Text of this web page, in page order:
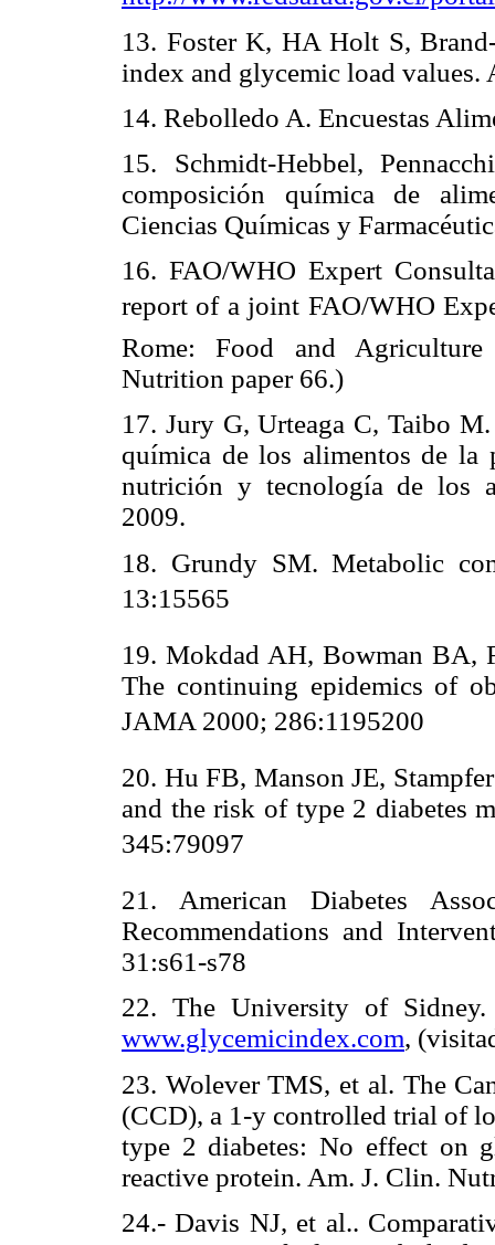
13. Foster K, HA Holt S,
index and glycemic load
14. Rebolledo A. Encuestas
15. Schmidt-Hebbel,
composición química de
Ciencias Químicas y
16. FAO/WHO Expert
report of a joint FAO/WHO
Rome: Food and
Nutrition paper 66.)
17. Jury G, Urteaga C, Taibo
química de los alimentos de la
nutrición y tecnología de los
2009.
18. Grundy SM. Metabolic
13:15565
19. Mokdad AH, Bowman BA,
The continuing epidemics of
JAMA 2000; 286:1195200
20. Hu FB, Manson JE,
and the risk of type 2 diabetes
345:79097
21. American Diabetes
Recommendations and
31:s61-s78
22. The University of
www.glycemicindex.com,
23. Wolever TMS, et al. The
(CCD), a 1-y controlled trial of
type 2 diabetes: No effect on
reactive protein. Am. J. Clin.
24.- Davis NJ, et al..